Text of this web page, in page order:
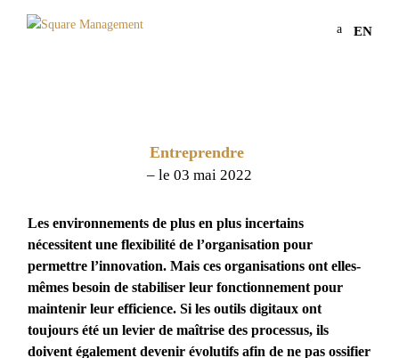
a EN
Entreprendre
– le 03 mai 2022
Les environnements de plus en plus incertains
nécessitent une flexibilité de l’organisation pour
permettre l’innovation. Mais ces organisations ont elles-
mêmes besoin de stabiliser leur fonctionnement pour
maintenir leur efficience. Si les outils digitaux ont
toujours été un levier de maîtrise des processus, ils
doivent également devenir évolutifs afin de ne pas ossifier